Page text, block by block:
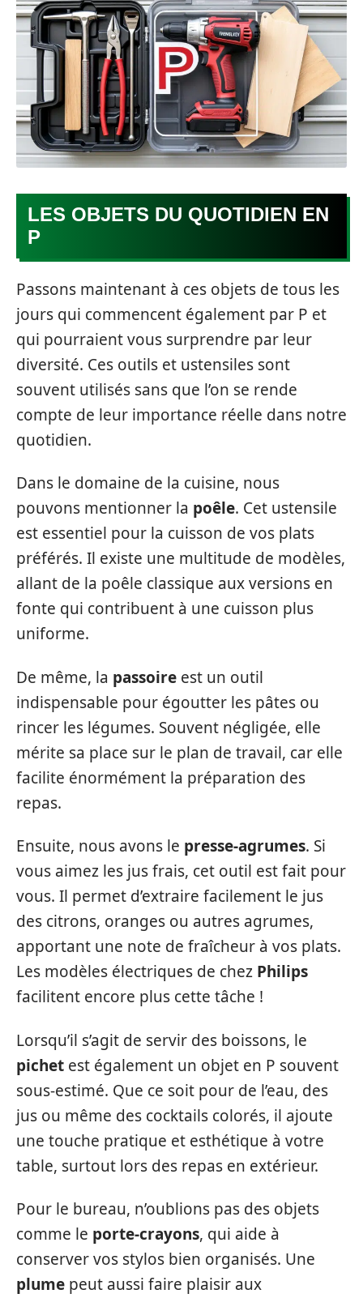
LES OBJETS DU QUOTIDIEN EN
P
Passons maintenant à ces objets de tous les
jours qui commencent également par P et
qui pourraient vous surprendre par leur
diversité. Ces outils et ustensiles sont
souvent utilisés sans que l’on se rende
compte de leur importance réelle dans notre
quotidien.
Dans le domaine de la cuisine, nous
pouvons mentionner la poêle. Cet ustensile
est essentiel pour la cuisson de vos plats
préférés. Il existe une multitude de modèles,
allant de la poêle classique aux versions en
fonte qui contribuent à une cuisson plus
uniforme.
De même, la passoire est un outil
indispensable pour égoutter les pâtes ou
rincer les légumes. Souvent négligée, elle
mérite sa place sur le plan de travail, car elle
facilite énormément la préparation des
repas.
Ensuite, nous avons le presse-agrumes. Si
vous aimez les jus frais, cet outil est fait pour
vous. Il permet d’extraire facilement le jus
des citrons, oranges ou autres agrumes,
apportant une note de fraîcheur à vos plats.
Les modèles électriques de chez Philips
facilitent encore plus cette tâche !
Lorsqu’il s’agit de servir des boissons, le
pichet est également un objet en P souvent
sous-estimé. Que ce soit pour de l’eau, des
jus ou même des cocktails colorés, il ajoute
une touche pratique et esthétique à votre
table, surtout lors des repas en extérieur.
Pour le bureau, n’oublions pas des objets
comme le porte-crayons, qui aide à
conserver vos stylos bien organisés. Une
plume peut aussi faire plaisir aux